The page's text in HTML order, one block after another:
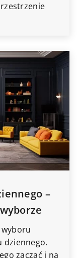
–
dziennego.
zacząć i na